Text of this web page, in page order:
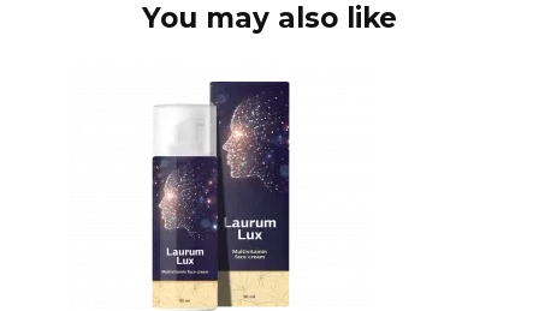
You may also like